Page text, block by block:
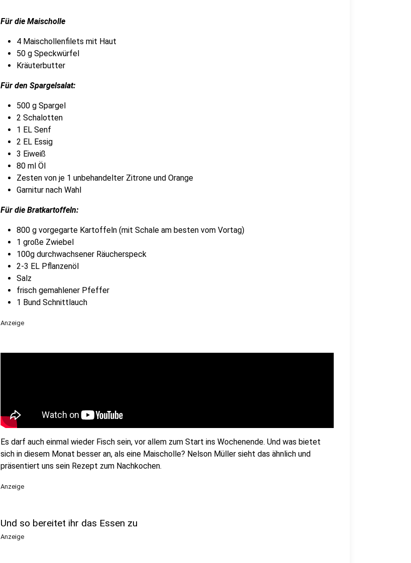
Für die Maischolle
4 Maischollenfilets mit Haut
50 g Speckwürfel
Kräuterbutter
Für den Spargelsalat:
500 g Spargel
2 Schalotten
1 EL Senf
2 EL Essig
3 Eiweiß
80 ml Öl
Zesten von je 1 unbehandelter Zitrone und Orange
Garnitur nach Wahl
Für die Bratkartoffeln:
800 g vorgegarte Kartoffeln (mit Schale am besten vom Vortag)
1 große Zwiebel
100g durchwachsener Räucherspeck
2-3 EL Pflanzenöl
Salz
frisch gemahlener Pfeffer
1 Bund Schnittlauch
Anzeige
Es darf auch einmal wieder Fisch sein, vor allem zum Start ins Wochenende. Und was bietet
sich in diesem Monat besser an, als eine Maischolle? Nelson Müller sieht das ähnlich und
präsentiert uns sein Rezept zum Nachkochen.
Anzeige
Und so bereitet ihr das Essen zu
Anzeige